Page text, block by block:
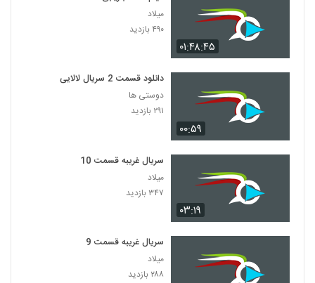
۰۱:۴۸:۴۵
میلاد
۴۹۰ بازدید
۰۰:۵۹
دانلود قسمت 2 سریال لالایی
دوستی ها
۲۹۱ بازدید
۰۳:۱۹
سریال غریبه قسمت 10
میلاد
۳۴۷ بازدید
سریال غریبه قسمت 9
میلاد
۲۸۸ بازدید